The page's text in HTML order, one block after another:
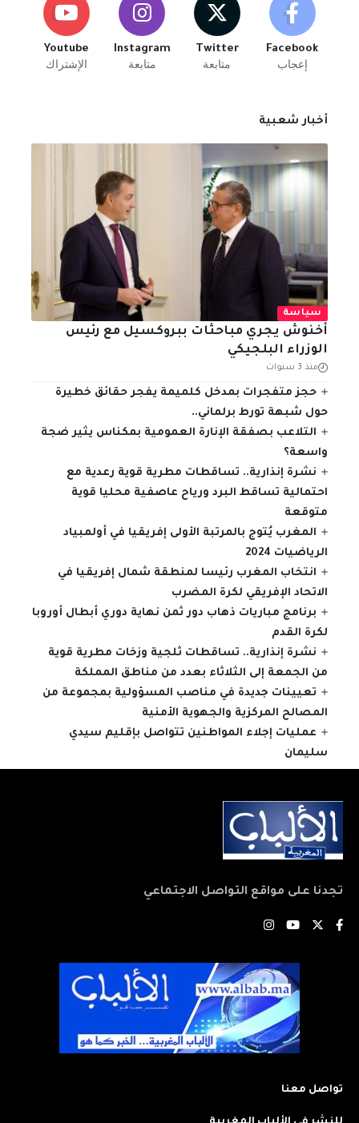
Facebook
إعجاب
Twitter
متابعة
Instagram
متابعة
Youtube
الإشتراك
أخبار شعبية
سياسة
أخنوش يجري مباحثات ببروكسيل مع رئيس
الوزراء البلجيكي
منذ 3 سنوات
حجز متفجرات بمدخل كلميمة يفجر حقائق خطيرة
حول شبهة تورط برلماني..
التلاعب بصفقة الإنارة العمومية بمكناس يثير ضجة
واسعة؟
نشرة إنذارية.. تساقطات مطرية قوية رعدية مع
احتمالية تساقط البرد ورياح عاصفية محليا قوية
متوقعة
المغرب يُتوج بالمرتبة الأولى إفريقيا في أولمبياد
الرياضيات 2024
انتخاب المغرب رئيسا لمنطقة شمال إفريقيا في
الاتحاد الإفريقي لكرة المضرب
برنامج مباريات ذهاب دور ثمن نهاية دوري أبطال أوروبا
لكرة القدم
نشرة إنذارية.. تساقطات ثلجية وزخات مطرية قوية
من الجمعة إلى الثلاثاء بعدد من مناطق المملكة
تعيينات جديدة في مناصب المسؤولية بمجموعة من
المصالح المركزية والجهوية الأمنية
عمليات إجلاء المواطنين تتواصل بإقليم سيدي
سليمان
تجدنا على مواقع التواصل الاجتماعي
تواصل معنا